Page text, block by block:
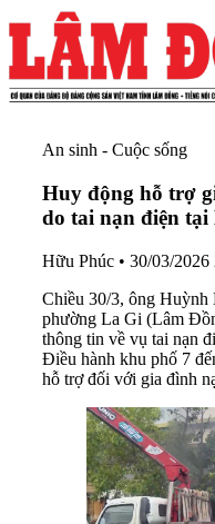
An sinh - Cuộc sống
Huy động hỗ trợ
do tai nạn điện
Hữu Phúc • 30/03/2026
Chiều 30/3, ông
phường La Gi (Lâm
thông tin về vụ tai nạn
Điều hành khu phố 7
hỗ trợ đối với gia đình